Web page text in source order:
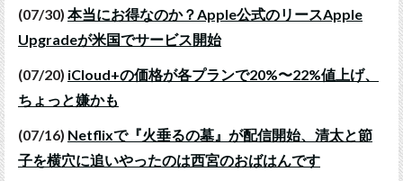
(07/30) 本当にお得なのか？Apple公式のリースApple
Upgradeが米国でサービス開始
(07/20) iCloud+の価格が各プランで20%〜22%値上げ、
ちょっと嫌かも
(07/16) Netflixで『火垂るの墓』が配信開始、清太と節
子を横穴に追いやったのは西宮のおばはんです